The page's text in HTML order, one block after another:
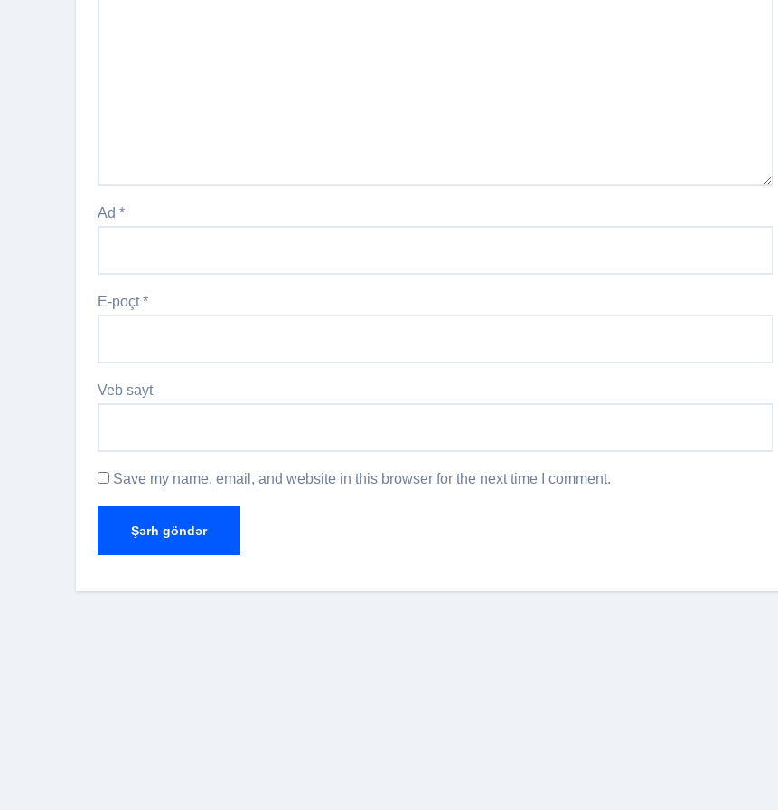
Ad *
E-poçt*
Veb sayt
Save my name, email, and website in this browser for the next time I comment.